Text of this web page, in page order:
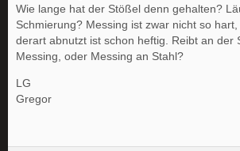
Wie lange hat der Stößel denn gehalten?
Schmierung? Messing ist zwar nicht so
derart abnutzt ist schon heftig. Reibt an der
Messing, oder Messing an Stahl?
LG
Gregor